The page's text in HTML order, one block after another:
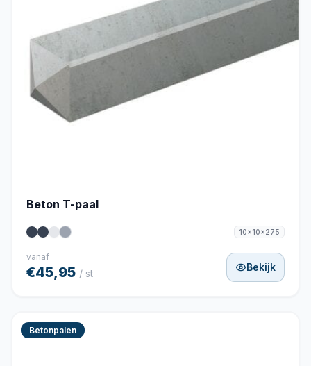
Beton T-paal
10x10x275
vanaf
€45,95 / st
Bekijk
Betonpalen